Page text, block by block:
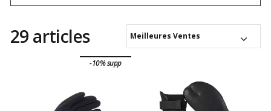
29 articles Meilleures Ventes
-10% supp